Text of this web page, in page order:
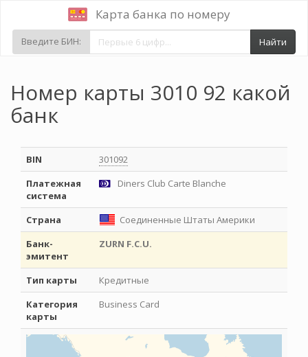
Карта банка по номеру
Введите БИН: Найти
Номер карты 3010 92 какой
банк
BIN
301092
Платежная
система
Diners Club Carte Blanche
Страна
Соединенные Штаты Америки
Банк-
эмитент
ZURN F.C.U.
Тип карты
Кредитные
Категория
карты
Business Card